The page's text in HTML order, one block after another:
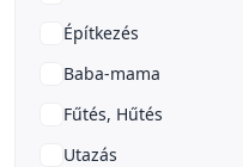
Építkezés
Baba-mama
Fűtés, Hűtés
Utazás